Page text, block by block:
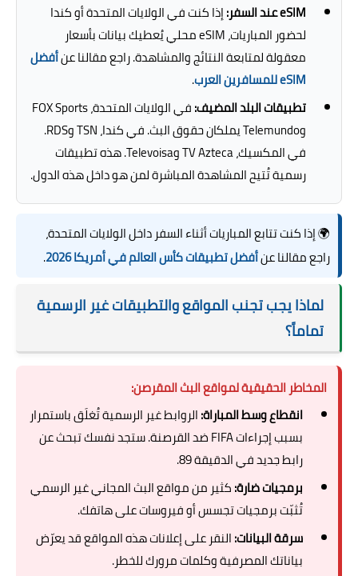
eSIM عند السفر:
إذا كنت في الولايات المتحدة أو كندا
لحضور المباريات، eSIM محلي يُعطيك بيانات بأسعار
معقولة لمتابعة النتائج والمشاهدة. راجع مقالنا عنأفضل
eSIM للمسافرين العرب
.
تطبيقات البلد المضيف:
في الولايات المتحدة، FOX Sports
وTelemundo يملكان حقوق البث. في كندا، TSN وRDS.
في المكسيك، TV Azteca وTelevoisa. هذه تطبيقات
رسمية تُتيح المشاهدة المباشرة لمن هو داخل هذه الدول.
🌍 إذا كنت تتابع المباريات أثناء السفر داخل الولايات المتحدة،
راجع مقالنا عنأفضل تطبيقات كأس العالم في أمريكا 2026 .
لماذا يجب تجنب المواقع والتطبيقات غير الرسمية
تماماً؟
المخاطر الحقيقية لمواقع البث المقرصن:
انقطاع وسط المباراة:الروابط غير الرسمية تُغلَق باستمرار
بسبب إجراءات FIFA ضد القرصنة. ستجد نفسك تبحث عن
رابط جديد في الدقيقة 89.
برمجيات ضارة:كثير من مواقع البث المجاني غير الرسمي
تُثبّت برمجيات تجسس أو فيروسات على هاتفك.
سرقة البيانات:النقر على إعلانات هذه المواقع قد يعرّض
بياناتك المصرفية وكلمات مرورك للخطر.